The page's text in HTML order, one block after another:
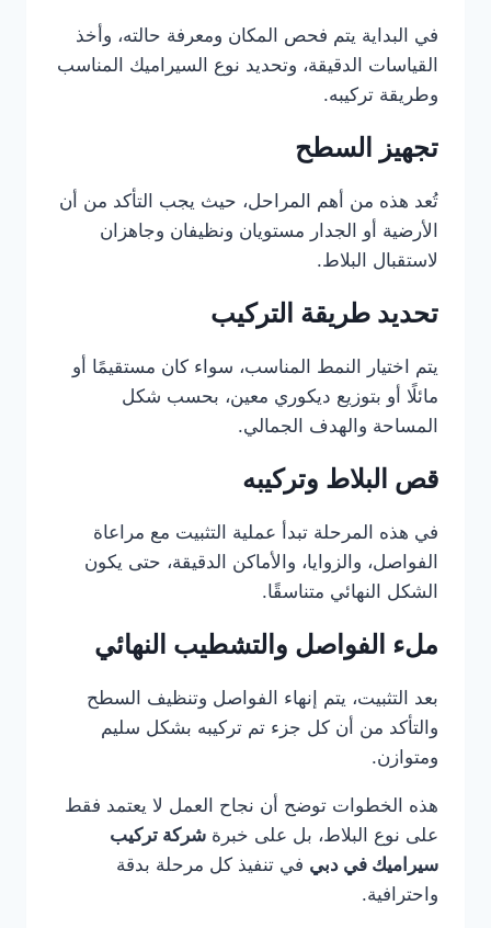
في البداية يتم فحص المكان ومعرفة حالته، وأخذ
القياسات الدقيقة، وتحديد نوع السيراميك المناسب
وطريقة تركيبه.
تجهيز السطح
تُعد هذه من أهم المراحل، حيث يجب التأكد من أن
الأرضية أو الجدار مستويان ونظيفان وجاهزان
لاستقبال البلاط.
تحديد طريقة التركيب
يتم اختيار النمط المناسب، سواء كان مستقيمًا أو
مائلًا أو بتوزيع ديكوري معين، بحسب شكل
المساحة والهدف الجمالي.
قص البلاط وتركيبه
في هذه المرحلة تبدأ عملية التثبيت مع مراعاة
الفواصل، والزوايا، والأماكن الدقيقة، حتى يكون
الشكل النهائي متناسقًا.
ملء الفواصل والتشطيب النهائي
بعد التثبيت، يتم إنهاء الفواصل وتنظيف السطح
والتأكد من أن كل جزء تم تركيبه بشكل سليم
ومتوازن.
هذه الخطوات توضح أن نجاح العمل لا يعتمد فقط
على نوع البلاط، بل على خبرة شركة تركيب
سيراميك في دبي في تنفيذ كل مرحلة بدقة
واحترافية.